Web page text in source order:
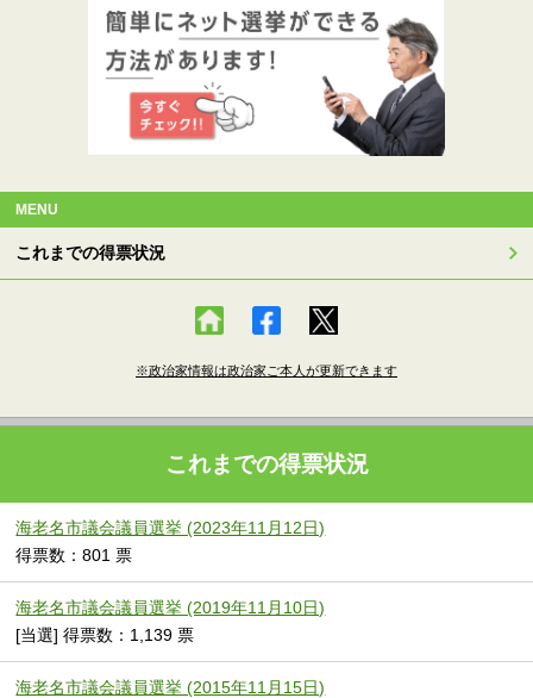
MENU
これまでの得票状況
※政治家情報は政治家ご本人が更新できます
これまでの得票状況
海老名市議会議員選挙 (2023年11月12日)
得票数：801 票
海老名市議会議員選挙 (2019年11月10日)
[当選] 得票数：1,139 票
海老名市議会議員選挙 (2015年11月15日)